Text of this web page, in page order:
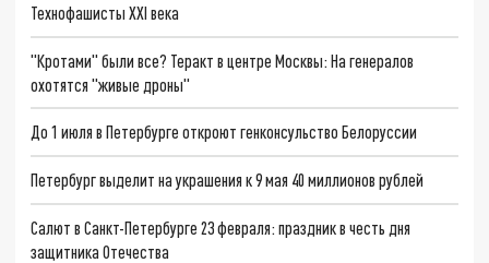
Технофашисты XXI века
"Кротами" были все? Теракт в центре Москвы: На генералов
охотятся "живые дроны"
До 1 июля в Петербурге откроют генконсульство Белоруссии
Петербург выделит на украшения к 9 мая 40 миллионов рублей
Салют в Санкт-Петербурге 23 февраля: праздник в честь дня
защитника Отечества